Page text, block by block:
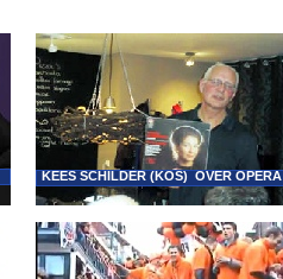
KEES SCHILDER (KOS) OVER OPERA